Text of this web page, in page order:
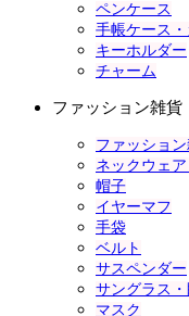
ペンケース
手帳ケース
キーホルダー
チャーム
ファッション雑貨
ファッショ
ネックウェ
帽子
イヤーマフ
手袋
ベルト
サスペンダー
サングラス
マスク